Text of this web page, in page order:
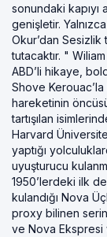
sonundaki
genişletir.
Okur’dan Sesizlik
tutacaktır. "
ABD’li hikaye,
Shove
hareketinin
tartışılan
Harvard
yaptığı
uyuşturucu
1950’lerdeki ilk
kulandığı Nova
proxy bilinen
ve Nova Ekspresi